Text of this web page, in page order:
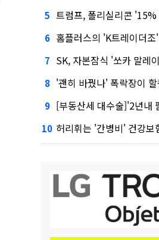
5 트럼프, 폴리실리콘 '15% 관세' 검
6 홈플러스의 'K트레이더조' 계
7 SK, 자본잠식 '쏘카 말레
8 '괜히 바꿨나' 폭락장이 할퀸 DC형
9 [부동산세 대수술]'2년내 팔
10 허리휘는 '간병비' 건강보험 적용